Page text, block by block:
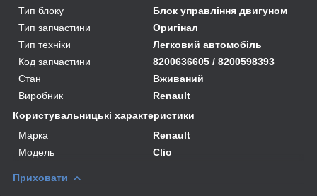
Тип блоку
Блок управління двигуном
Тип запчастини
Оригінал
Тип техніки
Легковий автомобіль
Код запчастини
8200636605 / 8200598393
Стан
Вживаний
Виробник
Renault
Користувальницькі характеристики
Марка
Renault
Модель
Clio
Приховати